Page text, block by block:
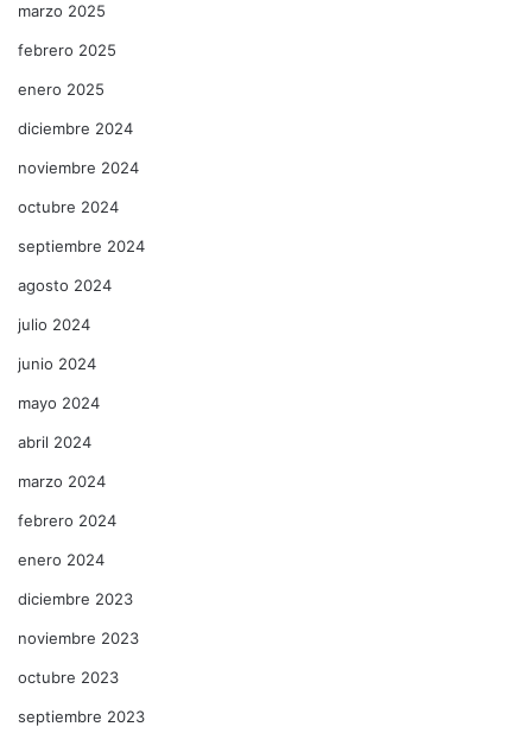
marzo 2025
febrero 2025
enero 2025
diciembre 2024
noviembre 2024
octubre 2024
septiembre 2024
agosto 2024
julio 2024
junio 2024
mayo 2024
abril 2024
marzo 2024
febrero 2024
enero 2024
diciembre 2023
noviembre 2023
octubre 2023
septiembre 2023